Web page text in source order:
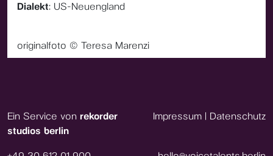
Dialekt: US-Neuengland
originalfoto © Teresa Marenzi
Ein Service von rekorder
studios berlin
Impressum | Datenschutz